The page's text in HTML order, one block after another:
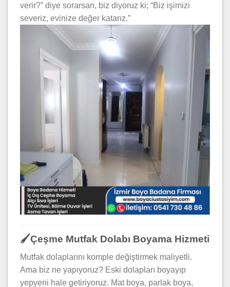
verir?” diye sorarsan, biz diyoruz ki; “Biz işimizi
severiz, evinize değer katarız.”
🖌️Çeşme Mutfak Dolabı Boyama Hizmeti
Mutfak dolaplarını komple değiştirmek maliyetli.
Ama biz ne yapıyoruz? Eski dolapları boyayıp
yepyeni hale getiriyoruz. Mat boya, parlak boya,